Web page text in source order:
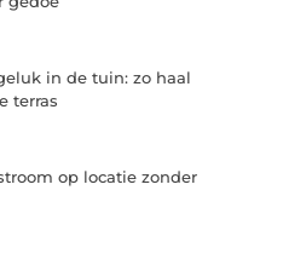
in de tuin: zo haal
terras
op locatie zonder